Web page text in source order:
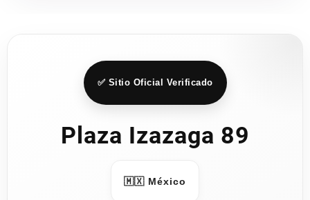
✅ Sitio Oficial Verificado
Plaza Izazaga 89
🇲🇽 México